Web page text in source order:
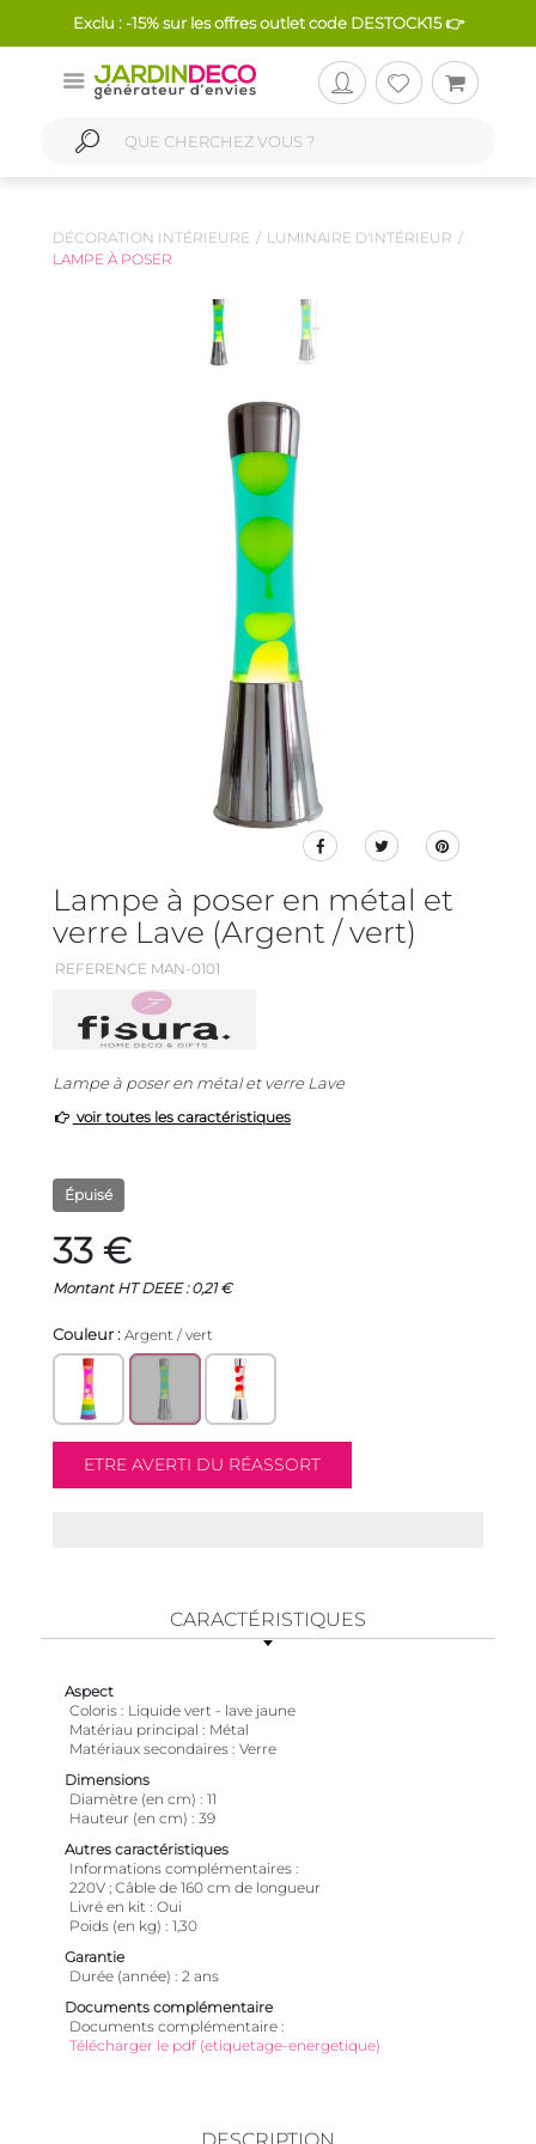
Exclu : -15% sur les offres outlet code DESTOCK15 👉
DÉCORATION INTÉRIEURE
LUMINAIRE D'INTÉRIEUR
LAMPE À POSER
Lampe à poser en métal et
verre Lave (Argent / vert)
REFERENCE MAN-0101
Lampe à poser en métal et verre Lave
voir toutes les caractéristiques
Épuisé
33 €
Montant HT DEEE : 0,21 €
Couleur : Argent / vert
CARACTÉRISTIQUES
Aspect
Coloris
Liquide vert - lave jaune
Matériau principal
Métal
Matériaux secondaires Verre
Dimensions
Diamètre (en cm)
11
Hauteur (en cm)
39
Autres caractéristiques
Informations complémentaires
220V ; Câble de 160 cm de longueur
Livré en kit
Oui
Poids (en kg)
1,30
Garantie
Durée (année)
2 ans
Documents complémentaire
Documents complémentaire
Télécharger le pdf (etiquetage-energetique)
DESCRIPTION